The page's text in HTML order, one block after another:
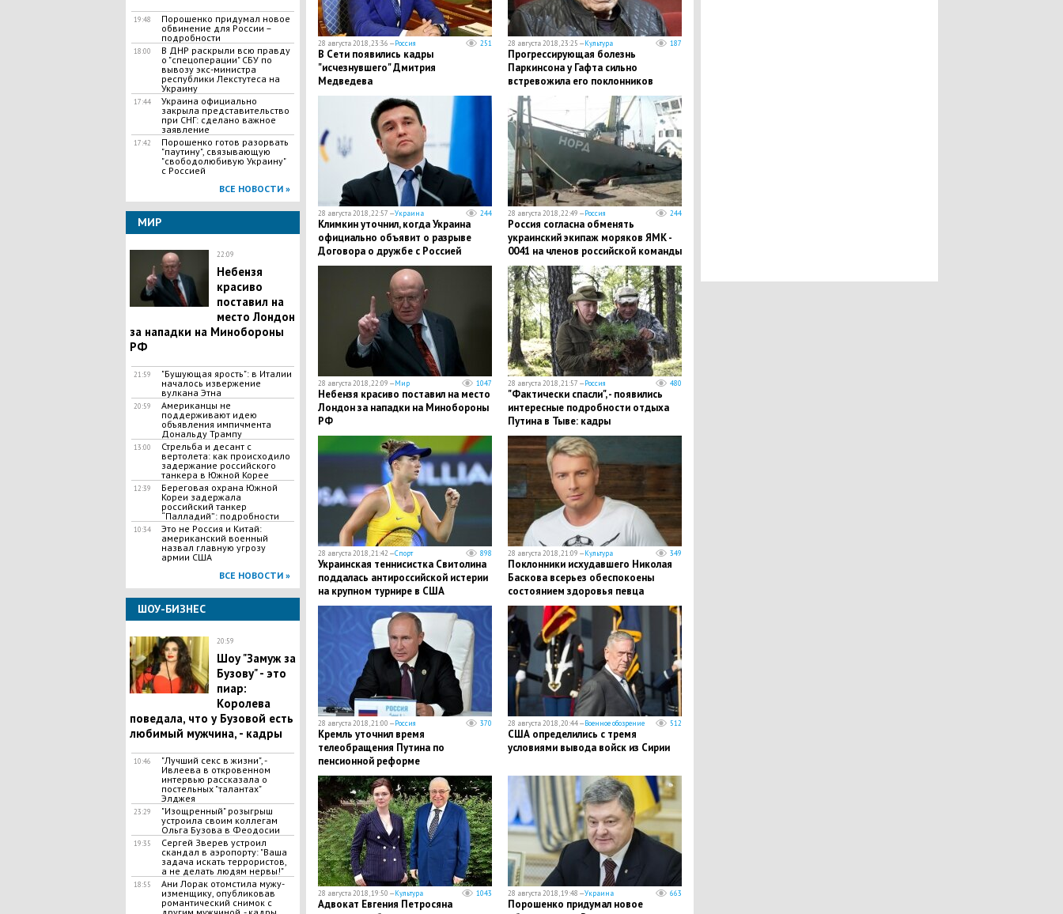
19:48
Порошенко придумал новое
обвинение для России –
подробности
18:00
В ДНР раскрыли всю правду
о "спецоперации" СБУ по
вывозу экс-министра
республики Лекстутеса на
Украину
17:44
Украина официально
закрыла представительство
при СНГ: сделано важное
заявление
17:42
Порошенко готов разорвать
"паутину", связывающую
"свободолюбивую Украину"
с Россией
ВСЕ НОВОСТИ »
МИР
22:09
Небензя
красиво
поставил на
место Лондон
за нападки на Минобороны
РФ
21:59
"Бушующая ярость": в Италии
началось извержение
вулкана Этна
20:59
Американцы не
поддерживают идею
объявления импичмента
Дональду Трампу
13:00
Стрельба и десант с
вертолета: как происходило
задержание российского
танкера в Южной Корее
12:39
Береговая охрана Южной
Кореи задержала
российский танкер
“Палладий”: подробности
10:34
Это не Россия и Китай:
американский военный
назвал главную угрозу
армии США
ВСЕ НОВОСТИ »
ШОУ-БИЗНЕС
20:59
​Шоу "Замуж за
Бузову" - это
пиар:
Королева
поведала, что у Бузовой есть
любимый мужчина, - кадры
10:46
"Лучший секс в жизни", -
Ивлеева в откровенном
интервью рассказала о
постельных "талантах"
Элджея
23:29
​"Изощренный" розыгрыш
устроила своим коллегам
Ольга Бузова в Феодосии
19:35
​Сергей Зверев устроил
скандал в аэропорту: "Ваша
задача искать террористов,
а не делать людям нервы!"
18:55
​Ани Лорак отомстила мужу-
изменщику, опубликовав
романтический снимок с
28 августа 2018, 23:36 —Россия 251
В Сети появились кадры
"исчезнувшего" Дмитрия
Медведева
28 августа 2018, 23:25 —Культура 187
Прогрессирующая болезнь
Паркинсона у Гафта сильно
встревожила его поклонников
28 августа 2018, 22:57 —Украина 244
Климкин уточнил, когда Украина
официально объявит о разрыве
Договора о дружбе с Россией
28 августа 2018, 22:49 —Россия 244
Россия согласна обменять
украинский экипаж моряков ЯМК -
0041 на членов российской команды
с "Норда"
28 августа 2018, 22:09 —Мир 1047
Небензя красиво поставил на место
Лондон за нападки на Минобороны
РФ
28 августа 2018, 21:57 —Россия 480
"Фактически спасли", - появились
интересные подробности отдыха
Путина в Тыве: кадры
28 августа 2018, 21:42 —Спорт 898
Украинская теннисистка Свитолина
поддалась антироссийской истерии
на крупном турнире в США
28 августа 2018, 21:09 —Культура 349
​Поклонники исхудавшего Николая
Баскова всерьез обеспокоены
состоянием здоровья певца
28 августа 2018, 21:00 —Россия 370
Кремль уточнил время
телеобращения Путина по
пенсионной реформе
28 августа 2018, 20:44 —Военное обозрение 512
США определились с тремя
условиями вывода войск из Сирии
28 августа 2018, 19:50 —Культура 1043
Адвокат Евгения Петросяна
28 августа 2018, 19:48 —Украина 663
Порошенко придумал новое